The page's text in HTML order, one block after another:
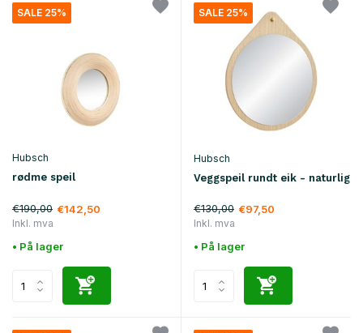
SALE 25%
Hubsch
rødme speil
€190,00 €142,50
Inkl. mva
• På lager
SALE 25%
Hubsch
Veggspeil rundt eik - naturlig
€130,00 €97,50
Inkl. mva
• På lager